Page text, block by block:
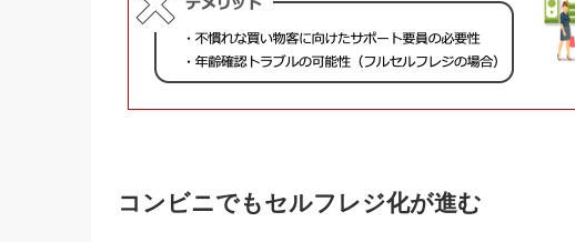
コンビニでもセルフレジ化が進む